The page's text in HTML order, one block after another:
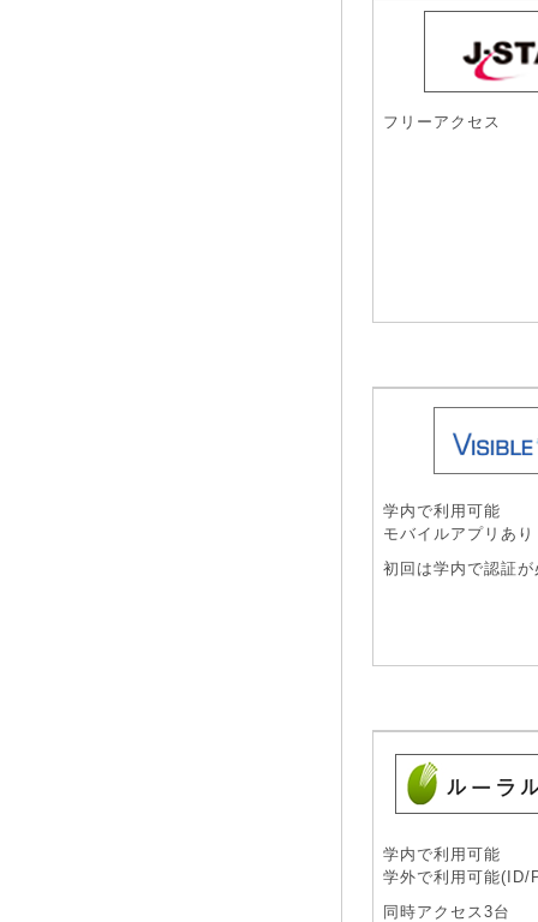
フリーアクセス
学内で利用可能
モバイルアプリあり
初回は学内で認証が
学内で利用可能
学外で利用可能(ID/
同時アクセス3台